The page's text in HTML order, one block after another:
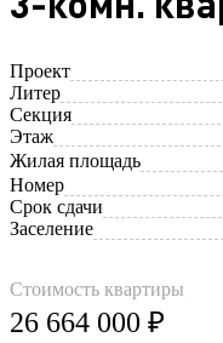
Проект
Литер
Секция
Этаж
Жилая площадь
Номер
Срок сдачи
Заселение
Стоимость квартиры
26 664 000 ₽